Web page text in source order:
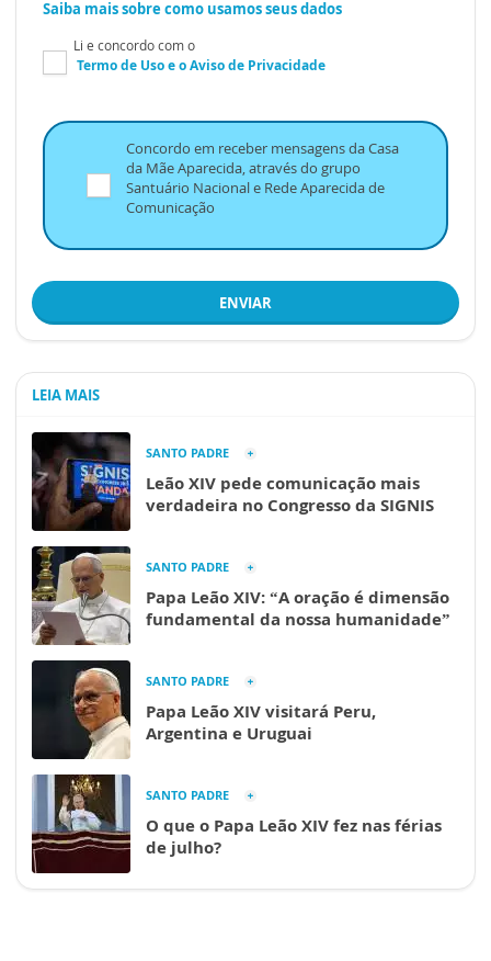
Saiba mais sobre como usamos seus dados
Li e concordo com o
Termo de Usoe oAviso de Privacidade
Concordo em receber mensagens da Casa
da Mãe Aparecida, através do grupo
Santuário Nacional e Rede Aparecida de
Comunicação
ENVIAR
LEIA MAIS
SANTO PADRE
Leão XIV pede comunicação mais
verdadeira no Congresso da SIGNIS
SANTO PADRE
Papa Leão XIV: “A oração é dimensão
fundamental da nossa humanidade”
SANTO PADRE
Papa Leão XIV visitará Peru,
Argentina e Uruguai
SANTO PADRE
O que o Papa Leão XIV fez nas férias
de julho?